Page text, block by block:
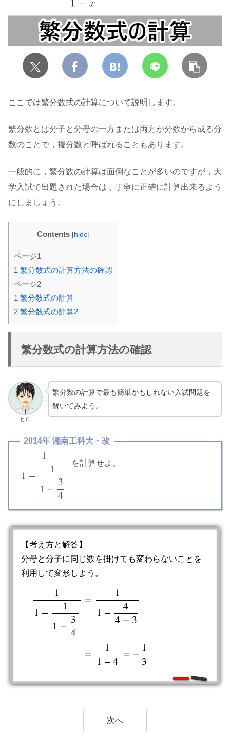
ここでは繁分数式の計算について説明します。
繁分数とは分子と分母の一方または両方が分数から成る分
数のことで，複分数と呼ばれることもあります。
一般的に，繁分数の計算は面倒なことが多いのですが，大
学入試で出題された場合は，丁寧に正確に計算出来るよう
にしましょう。
Contents [hide]
ページ1
1 繁分数式の計算方法の確認
ページ2
1 繁分数式の計算
2 繁分数式の計算2
繁分数式の計算方法の確認
ヒロ
繁分数の計算で最も簡単かもしれない入試問題を
解いてみよう。
2014年 湘南工科大・改
1
1 −
1
1 − 3
4
11−11−34 を計算せよ。
【考え方と解答】
分母と分子に同じ数を掛けても変わらないことを
利用して変形しよう。
1
1 −
1
1 − 3
4
=
1
1 −
4
4 − 3
=
1
1 −4 = − 1
3
−3 4= 11
次へ